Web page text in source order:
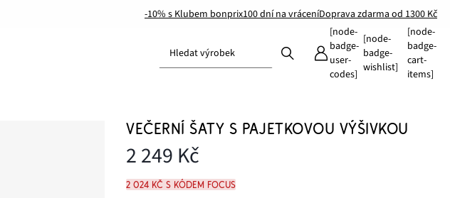
-10% s Klubem bonprix100 dní na vráceníDoprava zdarma od 1300 Kč
Hledat výrobek
[node-
badge-
user-
codes]
[node-
badge-
wishlist]
[node-
badge-
cart-
items]
VEČERNÍ ŠATY S PAJETKOVOU VÝŠIVKOU
2 249 Kč
2 024 Kč s kódem FOCUS